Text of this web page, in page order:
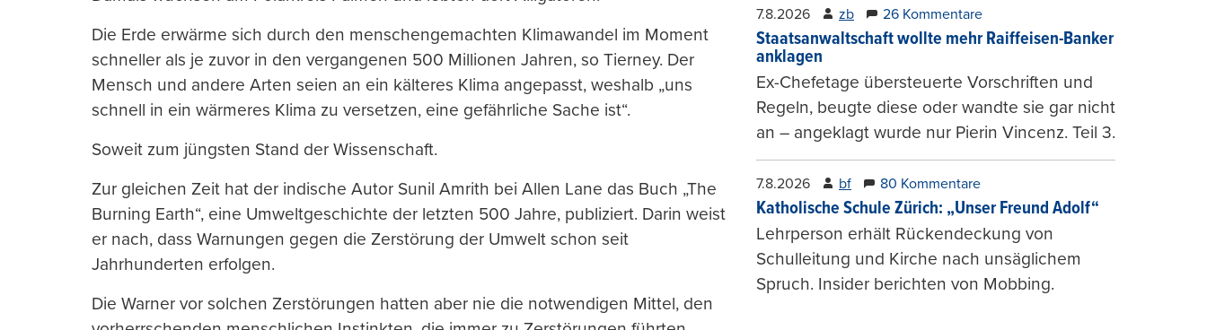
Die Erde erwärme sich durch den menschengemachten Klimawandel im Moment
schneller als je zuvor in den vergangenen 500 Millionen Jahren, so Tierney. Der
Mensch und andere Arten seien an ein kälteres Klima angepasst, weshalb „uns
schnell in ein wärmeres Klima zu versetzen, eine gefährliche Sache ist“.
Soweit zum jüngsten Stand der Wissenschaft.
Zur gleichen Zeit hat der indische Autor Sunil Amrith bei Allen Lane das Buch „The
Burning Earth“, eine Umweltgeschichte der letzten 500 Jahre, publiziert. Darin weist
er nach, dass Warnungen gegen die Zerstörung der Umwelt schon seit
Jahrhunderten erfolgen.
Die Warner vor solchen Zerstörungen hatten aber nie die notwendigen Mittel, den
7.8.2026 zb 26 Kommentare
Staatsanwaltschaft wollte mehr Raiffeisen-Banker
anklagen
Ex-Chefetage übersteuerte Vorschriften und
Regeln, beugte diese oder wandte sie gar nicht
an – angeklagt wurde nur Pierin Vincenz. Teil 3.
7.8.2026 bf 80 Kommentare
Katholische Schule Zürich: „Unser Freund Adolf“
Lehrperson erhält Rückendeckung von
Schulleitung und Kirche nach unsäglichem
Spruch. Insider berichten von Mobbing.